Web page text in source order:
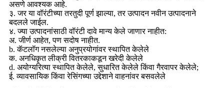
असणे आवश्यक आहे.
३. जर या वॉरंटीच्या तरतुदी पूर्ण झाल्या, तर उत्पादन नवीन उत्पादनाने
बदलले जाईल.
४. ज्या उत्पादनांसाठी वॉरंटी दावे मान्य केले जाणार नाहीत:
अ. जीर्ण आहेत, पण सदोष नाहीत.
b. कॅटलॉग नसलेल्या अनुप्रयोगांवर स्थापित केलेले
क. अनधिकृत लीक्री वितरकाकडून खरेदी केलेले
d. अयोग्यरित्या स्थापित केलेले, सुधारित केलेले किंवा गैरवापर केलेले;
ई. व्यावसायिक किंवा रेसिंगच्या उद्देशाने वाहनांवर बसवलेले